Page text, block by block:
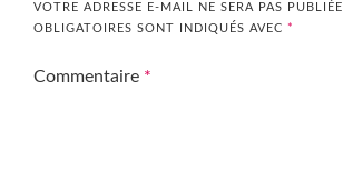
VOTRE ADRESSE E-MAIL NE SERA PAS PUBLIÉE.
OBLIGATOIRES SONT INDIQUÉS AVEC *
Commentaire *